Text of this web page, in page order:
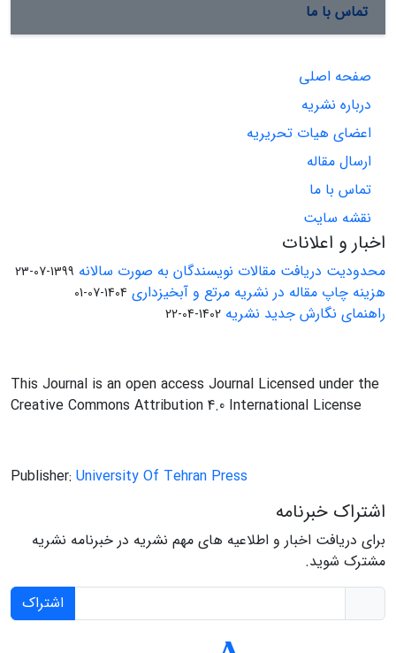
تماس با ما
صفحه اصلی
درباره نشریه
اعضای هیات تحریریه
ارسال مقاله
تماس با ما
نقشه سایت
اخبار و اعلانات
محدودیت دریافت مقالات نویسندگان به صورت سالانه 1399-07-23
هزینه چاپ مقاله در نشریه مرتع و آبخیزداری 1404-07-01
راهنمای نگارش جدید نشریه 1402-04-22
This Journal is an open access Journal Licensed under the
Creative Commons Attribution 4.0 International License
Publisher: University Of Tehran Press
اشتراک خبرنامه
برای دریافت اخبار و اطلاعیه های مهم نشریه در خبرنامه نشریه
مشترک شوید.
اشتراک